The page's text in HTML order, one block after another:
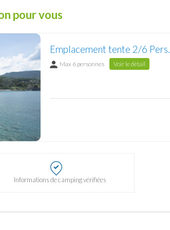
pour vous
Emplacement tente 2/6 Pers.
Max 6 personnes Voir le détail
Informations de camping vérifiées